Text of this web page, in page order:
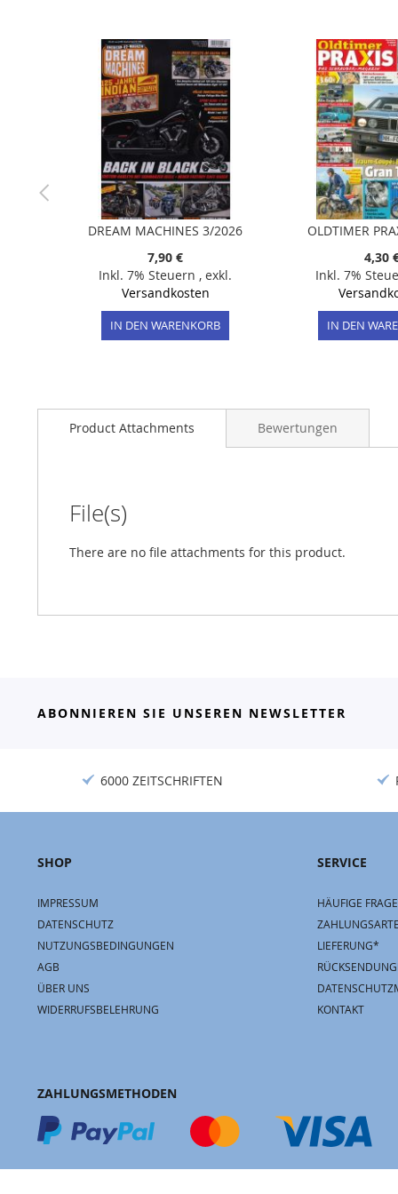
DREAM MACHINES 3/2026
7,90 €
Inkl. 7% Steuern , exkl.
Versandkosten
IN DEN WARENKORB
OLDTIMER
4,30
Inkl. 7%
IN DEN
Product Attachments
File(s)
There are no file attachments for this product.
Bewertungen
ABONNIEREN SIE UNSEREN NEWSLETTER
6000 ZEITSCHRIFTEN
SHOP
IMPRESSUM
DATENSCHUTZ
NUTZUNGSBEDINGUNGEN
AGB
ÜBER UNS
WIDERRUFSBELEHRUNG
SERVICE
HÄUFIGE
LIEFERUNG*
KONTAKT
ZAHLUNGSMETHODEN